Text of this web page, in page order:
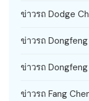
ข่าวรถ Dodge
ข่าวรถ Dongfeng
ข่าวรถ
ข่าวรถ Fang